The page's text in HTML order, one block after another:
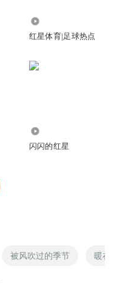
红星体育|足球热点
闪闪的红星
被风吹过的季节 暖在